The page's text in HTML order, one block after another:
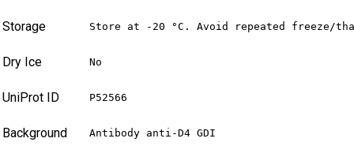
Storage Store at -20 °C. Avoid repeated freeze/
Dry Ice No
UniProt ID P52566
Background Antibody anti-D4 GDI